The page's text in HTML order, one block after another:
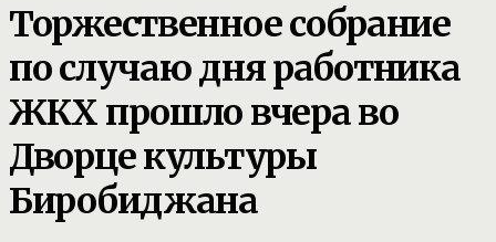
Торжественное собрание
по случаю дня работника
ЖКХ прошло вчера во
Дворце культуры
Биробиджана